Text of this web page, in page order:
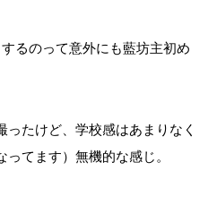
るのって意外にも藍坊主初め
たけど、学校感はあまりなく
ってます）無機的な感じ。